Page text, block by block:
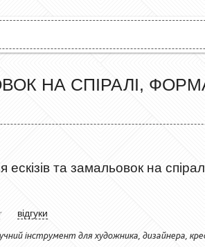
НА СПІРАЛІ,
ескізів та замальовок на
відгуки
інструмент для художника, дизайнера,